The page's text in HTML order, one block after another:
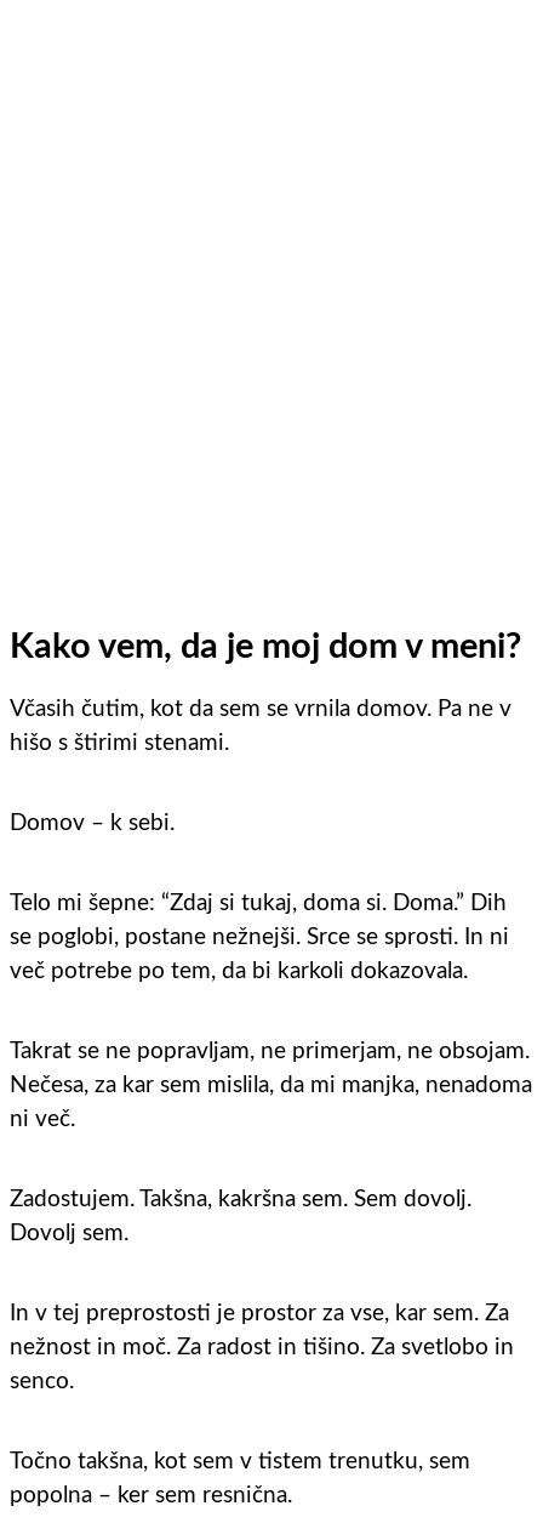
Kako vem, da je moj dom v meni?
Včasih čutim, kot da sem se vrnila domov. Pa ne v
hišo s štirimi stenami.
Domov – k sebi.
Telo mi šepne: “Zdaj si tukaj, doma si. Doma.” Dih
se poglobi, postane nežnejši. Srce se sprosti. In ni
več potrebe po tem, da bi karkoli dokazovala.
Takrat se ne popravljam, ne primerjam, ne obsojam.
Nečesa, za kar sem mislila, da mi manjka, nenadoma
ni več.
Zadostujem. Takšna, kakršna sem. Sem dovolj.
Dovolj sem.
In v tej preprostosti je prostor za vse, kar sem. Za
nežnost in moč. Za radost in tišino. Za svetlobo in
senco.
Točno takšna, kot sem v tistem trenutku, sem
popolna – ker sem resnična.